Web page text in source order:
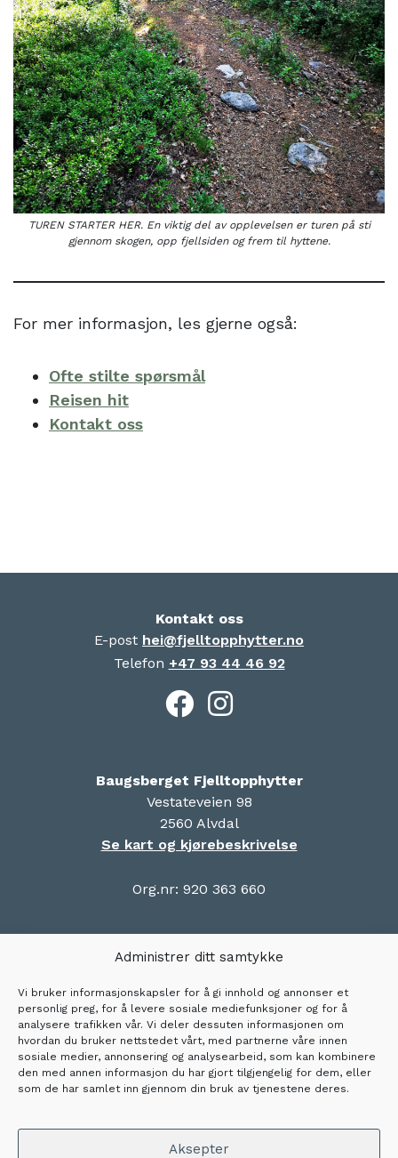
Administrer ditt samtykke
Vi bruker informasjonskapsler for å gi innhold og annonser et
personlig preg, for å levere sosiale mediefunksjoner og for å
analysere trafikken vår. Vi deler dessuten informasjonen om
hvordan du bruker nettstedet vårt, med partnerne våre innen
sosiale medier, annonsering og analysearbeid, som kan kombinere
den med annen informasjon du har gjort tilgjengelig for dem, eller
som de har samlet inn gjennom din bruk av tjenestene deres.
Aksepter
TUREN STARTER HER. En viktig del av opplevelsen er turen på sti
gjennom skogen, opp fjellsiden og frem til hyttene.
For mer informasjon, les gjerne også:
Ofte stilte spørsmål
Reisen hit
Kontakt oss
Kontakt oss
E-post hei@fjelltopphytter.no
Telefon +47 93 44 46 92
Baugsberget Fjelltopphytter
Vestateveien 98
2560 Alvdal
Se kart og kjørebeskrivelse
Org.nr: 920 363 660
Om
Ofte stilte spørsmål om Baugsberget
Fjelltopphytter
Gavekort
Salgsbetingelser
Personvern
Cookieerklæring (EU)